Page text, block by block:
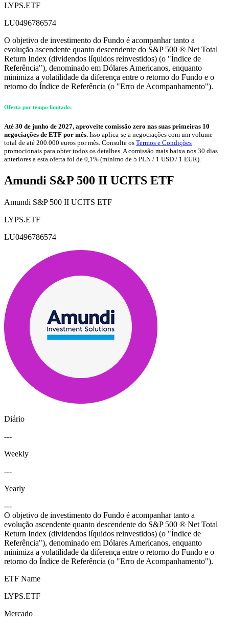
LYPS.ETF
LU0496786574
O objetivo de investimento do Fundo é acompanhar tanto a
evolução ascendente quanto descendente do S&P 500 ® Net Total
Return Index (dividendos líquidos reinvestidos) (o "Índice de
Referência"), denominado em Dólares Americanos, enquanto
minimiza a volatilidade da diferença entre o retorno do Fundo e o
retorno do Índice de Referência (o "Erro de Acompanhamento").
Oferta por tempo limitado:
Até 30 de junho de 2027, aproveite comissão zero nas suas primeiras 10
negociações de ETF por mês. Isso aplica-se a negociações com um volume
total de até 200.000 euros por mês. Consulte os Termos e Condições
promocionais para obter todos os detalhes. A comissão mais baixa nos 30 dias
anteriores a esta oferta foi de 0,1% (mínimo de 5 PLN / 1 USD / 1 EUR).
Amundi S&P 500 II UCITS ETF
Amundi S&P 500 II UCITS ETF
LYPS.ETF
LU0496786574
Diário
---
Weekly
---
Yearly
---
O objetivo de investimento do Fundo é acompanhar tanto a
evolução ascendente quanto descendente do S&P 500 ® Net Total
Return Index (dividendos líquidos reinvestidos) (o "Índice de
Referência"), denominado em Dólares Americanos, enquanto
minimiza a volatilidade da diferença entre o retorno do Fundo e o
retorno do Índice de Referência (o "Erro de Acompanhamento").
ETF Name
LYPS.ETF
Mercado